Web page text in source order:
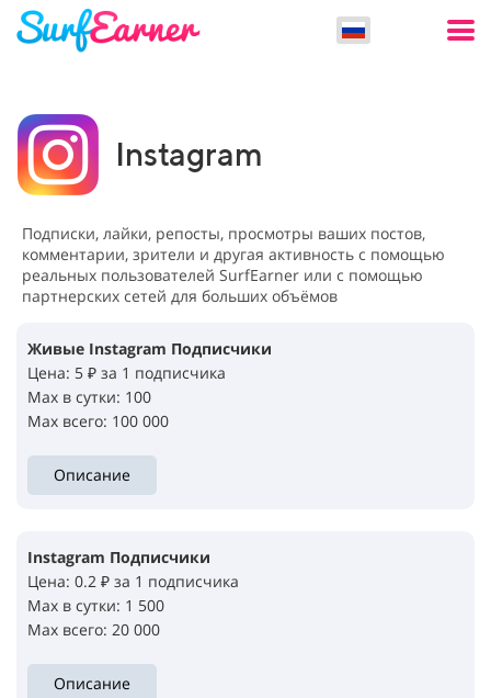
Instagram
Подписки, лайки, репосты, просмотры ваших постов,
комментарии, зрители и другая активность с помощью
реальных пользователей SurfEarner или с помощью
партнерских сетей для больших объёмов
Живые Instagram Подписчики
Цена: 5 ₽ за 1 подписчика
Max в сутки: 100
Max всего: 100 000
Описание
Instagram Подписчики
Цена: 0.2 ₽ за 1 подписчика
Max в сутки: 1 500
Max всего: 20 000
Описание